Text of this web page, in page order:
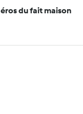
du fait maison